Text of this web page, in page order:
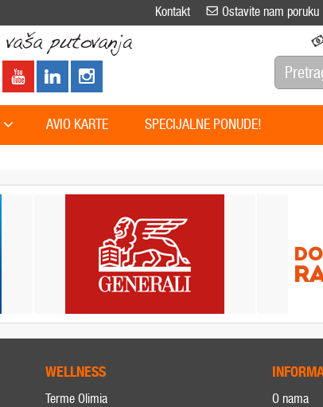
Kontakt Ostavite nam poruku
AVIO KARTE SPECIJALNE PONUDE!
WELLNESS
Terme Olimia
O nama